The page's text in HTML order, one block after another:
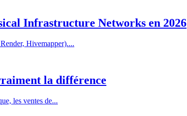
Infrastructure Networks en 2026
Hivemapper)....
la différence
les ventes de...